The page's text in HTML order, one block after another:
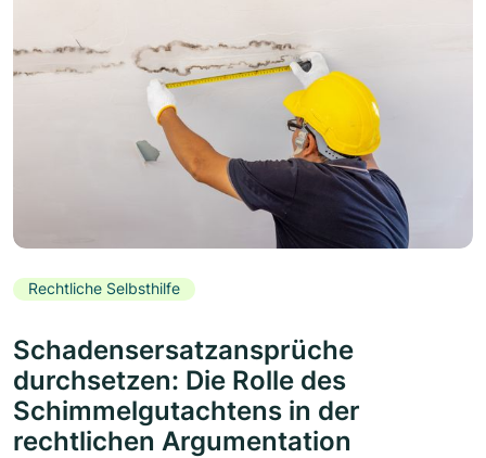
Rechtliche Selbsthilfe
Schadensersatzansprüche
durchsetzen: Die Rolle des
Schimmelgutachtens in der
rechtlichen Argumentation